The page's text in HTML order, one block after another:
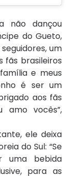
não dançou
do Gueto,
um
fãs brasileiros
e meus
é ser um
aos fãs
vocês”,
ele deixa
do Sul: “Se
uma bebida
para as